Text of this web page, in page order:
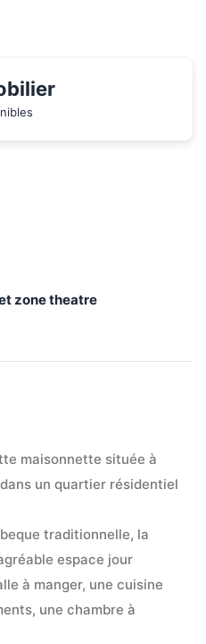
zone theatre
maisonnette située à
un quartier résidentiel
traditionnelle, la
espace jour
à manger, une cuisine
une chambre à